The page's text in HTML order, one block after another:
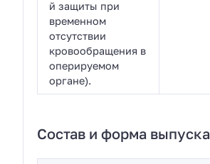
й защиты при
временном
отсутствии
кровообращения в
оперируемом
органе).
Состав и форма выпуска